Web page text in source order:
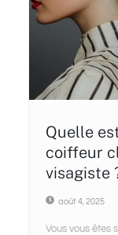
Quelle
coiffeur
visagiste
août 4, 2025
Vous vous êtes